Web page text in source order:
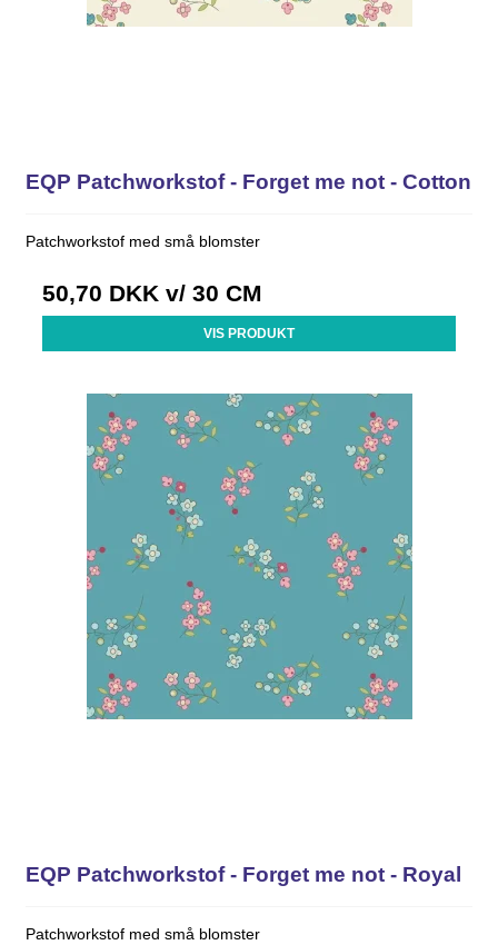
EQP Patchworkstof - Forget me not - Cotton
Patchworkstof med små blomster
50,70 DKK v/ 30 CM
VIS PRODUKT
EQP Patchworkstof - Forget me not - Royal
Patchworkstof med små blomster